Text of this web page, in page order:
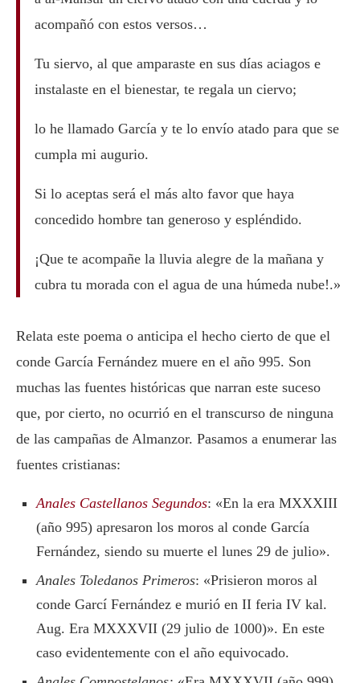
acompañó con estos versos…
Tu siervo, al que amparaste en sus días aciagos e
instalaste en el bienestar, te regala un ciervo;
lo he llamado García y te lo envío atado para que se
cumpla mi augurio.
Si lo aceptas será el más alto favor que haya
concedido hombre tan generoso y espléndido.
¡Que te acompañe la lluvia alegre de la mañana y
cubra tu morada con el agua de una húmeda nube!.»
Relata este poema o anticipa el hecho cierto de que el
conde García Fernández muere en el año 995. Son
muchas las fuentes históricas que narran este suceso
que, por cierto, no ocurrió en el transcurso de ninguna
de las campañas de Almanzor. Pasamos a enumerar las
fuentes cristianas:
Anales Castellanos Segundos: «En la era MXXXIII
(año 995) apresaron los moros al conde García
Fernández, siendo su muerte el lunes 29 de julio».
Anales Toledanos Primeros: «Prisieron moros al
conde Garcí Fernández e murió en II feria IV kal.
Aug. Era MXXXVII (29 julio de 1000)». En este
caso evidentemente con el año equivocado.